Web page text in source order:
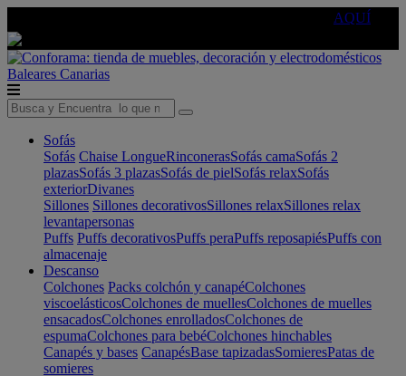
AQUÍ
Baleares Canarias
Sofás
Sofás Chaise LongueRinconerasSofás camaSofás 2
plazasSofás 3 plazasSofás de pielSofás relaxSofás
exteriorDivanes
Sillones Sillones decorativosSillones relaxSillones relax
levantapersonas
Puffs Puffs decorativosPuffs peraPuffs reposapiésPuffs con
almacenaje
Descanso
Colchones Packs colchón y canapéColchones
viscoelásticosColchones de muellesColchones de muelles
ensacadosColchones enrolladosColchones de
espumaColchones para bebéColchones hinchables
Canapés y bases CanapésBase tapizadasSomieresPatas de
somieres